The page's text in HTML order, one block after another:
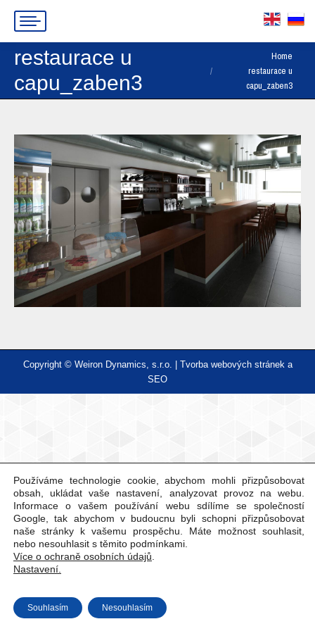
restaurace u
capu_zaben3
You are here:Home
restaurace u
capu_zaben3
Copyright © Weiron Dynamics, s.r.o. | Tvorba webových stránek a
SEO
Používáme technologie cookie, abychom mohli přizpůsobovat
obsah, ukládat vaše nastavení, analyzovat provoz na webu.
Informace o vašem používání webu sdílíme se společností
Google, tak abychom v budoucnu byli schopni přizpůsobovat
naše stránky k vašemu prospěchu. Máte možnost souhlasit,
nebo nesouhlasit s těmito podmínkami.
Více o ochraně osobních údajů
Nastavení.
Souhlasím Nesouhlasím